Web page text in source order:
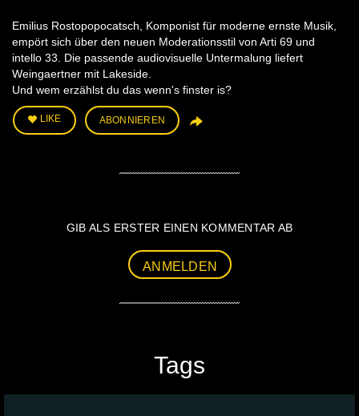
Emilius Rostopopocatsch, Komponist für moderne ernste Musik,
empört sich über den neuen Moderationsstil von Arti 69 und
intello 33. Die passende audiovisuelle Untermalung liefert
Weingaertner mit Lakeside.
Und wem erzählst du das wenn's finster is?
LIKE ABONNIEREN
GIB ALS ERSTER EINEN KOMMENTAR AB
ANMELDEN
Tags